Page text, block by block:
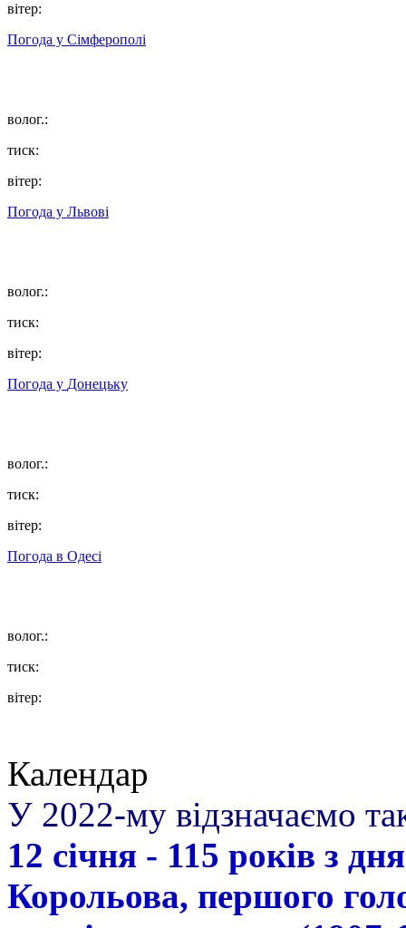
вітер:
Погода у Сімферополі
волог.:
тиск:
вітер:
Погода у Львові
волог.:
тиск:
вітер:
Погода у Донецьку
волог.:
тиск:
вітер:
Погода в Одесі
волог.:
тиск:
вітер:
Календар
У 2022-му відзначаємо
12 січня - 115 років з
Корольова, першого